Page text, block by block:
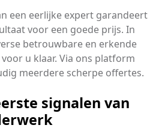
een eerlijke expert garandeert
voor een goede prijs. In
betrouwbare en erkende
u klaar. Via ons platform
meerdere scherpe offertes.
signalen van